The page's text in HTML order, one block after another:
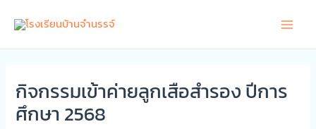
กิจกรรมเข้าค่ายลูกเสือสำรอง ปีการ
ศึกษา 2568